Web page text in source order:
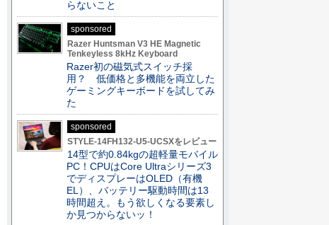
らないこと
sponsored
Razer Huntsman V3 HE Magnetic
Tenkeyless 8kHz Keyboard
Razer初の磁気式スイッチ採
用？ 低価格と多機能を両立した
ゲーミングキーボードを試してみ
た
sponsored
STYLE-14FH132-U5-UCSXをレビュー
14型で約0.84kgの超軽量モバイル
PC！CPUはCore Ultraシリーズ3
でディスプレーはOLED（有機
EL）、バッテリー駆動時間は13
時間超え。もう欲しくなる要素し
か見つからないッ！